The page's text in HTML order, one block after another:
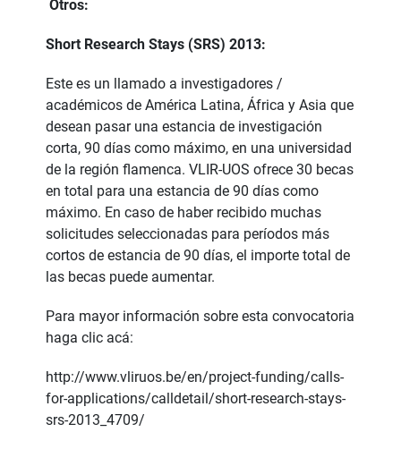
Otros:
Short Research Stays (SRS) 2013:
Este es un llamado a investigadores /
académicos de América Latina, África y Asia que
desean pasar una estancia de investigación
corta, 90 días como máximo, en una universidad
de la región flamenca. VLIR-UOS ofrece 30 becas
en total para una estancia de 90 días como
máximo. En caso de haber recibido muchas
solicitudes seleccionadas para períodos más
cortos de estancia de 90 días, el importe total de
las becas puede aumentar.
Para mayor información sobre esta convocatoria
haga clic acá:
http://www.vliruos.be/en/project-funding/calls-
for-applications/calldetail/short-research-stays-
srs-2013_4709/